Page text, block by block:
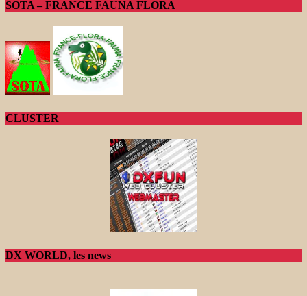
SOTA – FRANCE FAUNA FLORA
CLUSTER
DX WORLD, les news